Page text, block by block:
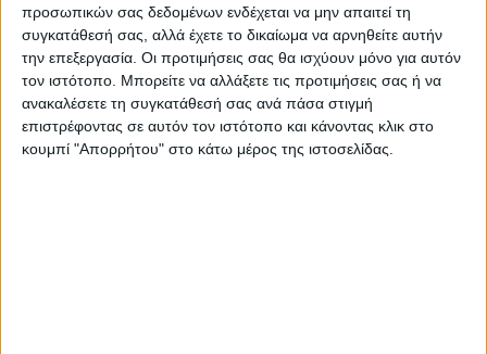
προσωπικών σας δεδομένων ενδέχεται να μην απαιτεί τη
συγκατάθεσή σας, αλλά έχετε το δικαίωμα να αρνηθείτε αυτήν
την επεξεργασία. Οι προτιμήσεις σας θα ισχύουν μόνο για αυτόν
τον ιστότοπο. Μπορείτε να αλλάξετε τις προτιμήσεις σας ή να
ανακαλέσετε τη συγκατάθεσή σας ανά πάσα στιγμή
επιστρέφοντας σε αυτόν τον ιστότοπο και κάνοντας κλικ στο
κουμπί "Απορρήτου" στο κάτω μέρος της ιστοσελίδας.